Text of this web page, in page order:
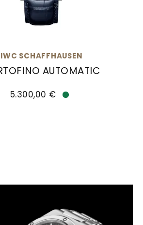
€, Verfügbar
MOON PHASE 37, Ref:
IWC SCHAFFHAUSEN
AUTOMATIC
5.300,00 €